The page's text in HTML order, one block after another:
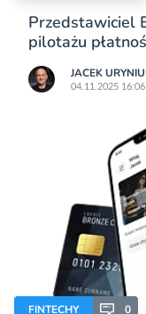
Przedstawiciel
pilotażu
JACEK
04.11.2025 16:06
FINTECHY 0